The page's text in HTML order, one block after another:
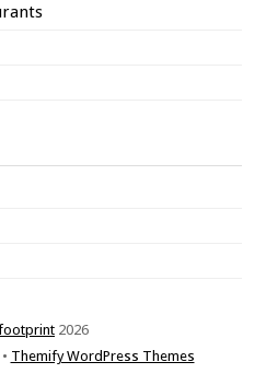
2026
• Themify WordPress Themes